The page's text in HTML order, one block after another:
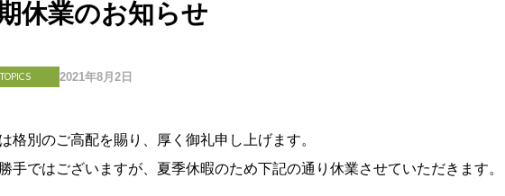
休業のお知らせ
TOPICS 2021年8月2日
格別のご高配を賜り、厚く御礼申し上げます。
手ではございますが、夏季休暇のため下記の通り休業させていただきます。